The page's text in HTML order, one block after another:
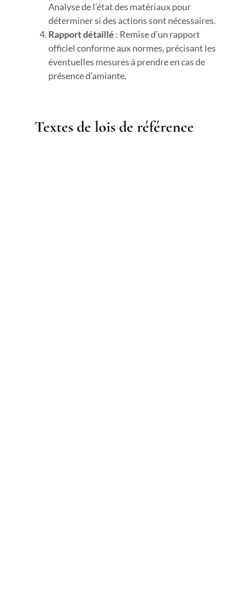
Analyse de l’état des matériaux pour
déterminer si des actions sont nécessaires.
Rapport détaillé : Remise d’un rapport
officiel conforme aux normes, précisant les
éventuelles mesures à prendre en cas de
présence d’amiante.
Textes de lois de référence